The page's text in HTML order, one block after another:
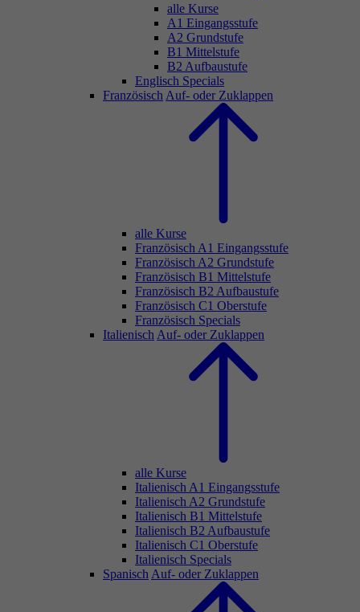
alle Kurse
A1 Eingangsstufe
A2 Grundstufe
B1 Mittelstufe
B2 Aufbaustufe
Englisch Specials
Französisch Auf- oder Zuklappen
alle Kurse
Französisch A1 Eingangsstufe
Französisch A2 Grundstufe
Französisch B1 Mittelstufe
Französisch B2 Aufbaustufe
Französisch C1 Oberstufe
Französisch Specials
Italienisch Auf- oder Zuklappen
alle Kurse
Italienisch A1 Eingangsstufe
Italienisch A2 Grundstufe
Italienisch B1 Mittelstufe
Italienisch B2 Aufbaustufe
Italienisch C1 Oberstufe
Italienisch Specials
Spanisch Auf- oder Zuklappen